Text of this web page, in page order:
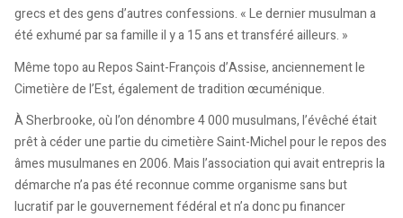
grecs et des gens d’autres confessions. « Le dernier musulman a
été exhumé par sa famille il y a 15 ans et transféré ailleurs. »
Même topo au Repos Saint-François d’Assise, anciennement le
Cimetière de l’Est, également de tradition œcuménique.
À Sherbrooke, où l’on dénombre 4 000 musulmans, l’évêché était
prêt à céder une partie du cimetière Saint-Michel pour le repos des
âmes musulmanes en 2006. Mais l’association qui avait entrepris la
démarche n’a pas été reconnue comme organisme sans but
lucratif par le gouvernement fédéral et n’a donc pu financer